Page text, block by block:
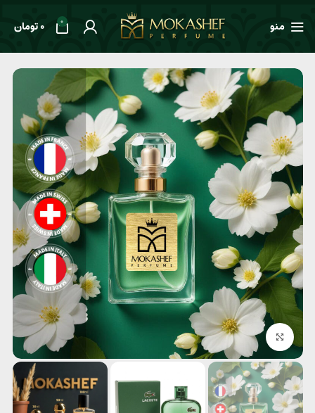
منو 0
0تومان
بزرگنمایی تصویر